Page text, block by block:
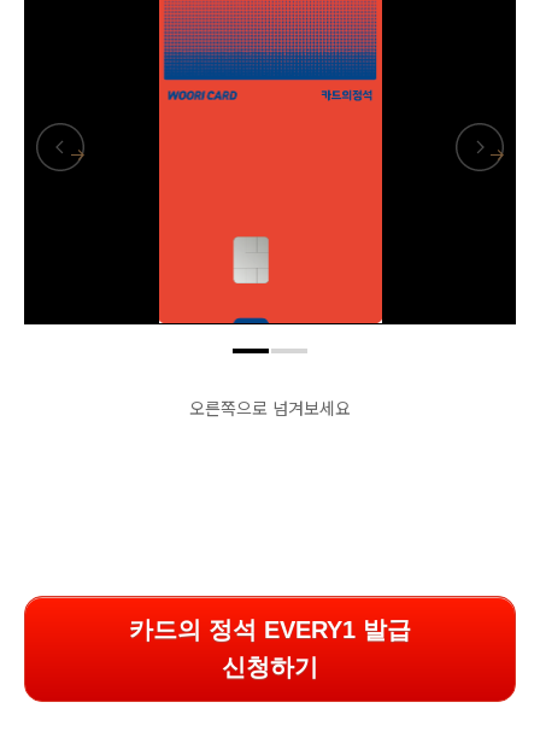
오른쪽으로 넘겨보세요
카드의 정석 EVERY1 발급
신청하기